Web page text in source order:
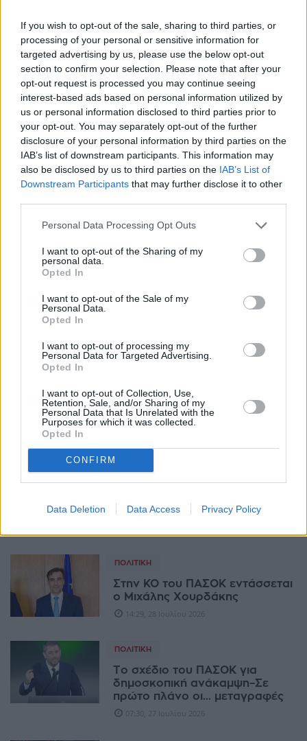
If you wish to opt-out of the sale, sharing to third parties, or
processing of your personal or sensitive information for
targeted advertising by us, please use the below opt-out
section to confirm your selection. Please note that after your
opt-out request is processed you may continue seeing
interest-based ads based on personal information utilized by
us or personal information disclosed to third parties prior to
your opt-out. You may separately opt-out of the further
disclosure of your personal information by third parties on the
IAB’s list of downstream participants. This information may
also be disclosed by us to third parties on the IAB’s List of
Downstream Participants that may further disclose it to other
Personal Data Processing Opt Outs
I want to opt-out of the Sharing of my
personal data.
Opted In
I want to opt-out of the Sale of my
Personal Data.
Opted In
I want to opt-out of processing my
Personal Data for Targeted Advertising.
Opted In
I want to opt-out of Collection, Use,
Retention, Sale, and/or Sharing of my
Personal Data that Is Unrelated with the
Purposes for which it was collected.
Opted In
CONFIRM
Data Deletion Data Access Privacy Policy
συμφέροντα»
14:40, 31 Ιουλίου 2026
ΠΟΛΙΤΙΚΉ
Σφοδρή επίθεση ΠΑΣΟΚ σε
Γεωργιάδη: «Λανσάρει τον
“κινούμενο κοριό”»
23:31, 30 Ιουλίου 2026
πολιτικής αυτονομίας
Βουλή: Ένσταση
αντισυνταγματικότητας από το
12:10, 30 Ιουλίου 2026
ΠΑΣΟΚ κατά Τσίπρα:
«Πολιτικός χορηγός της ΝΔ»
11:50, 30 Ιουλίου 2026
Τσουκαλάς: Η ΝΔ προσπαθεί να
με χάρτινους αντιπάλους
ΠΟΛΙΤΙΚΉ
Στην ΚΟ του ΠΑΣΟΚ εντάσσεται
ο Μιχάλης Χουρδάκης
14:29, 28 Ιουλίου 2026
ΠΟΛΙΤΙΚΉ
Το σχέδιο του ΠΑΣΟΚ για
δημοσκοπική ανάκαμψη–Σε
πρώτο πλάνο οι... μεταγραφές
07:30, 27 Ιουλίου 2026